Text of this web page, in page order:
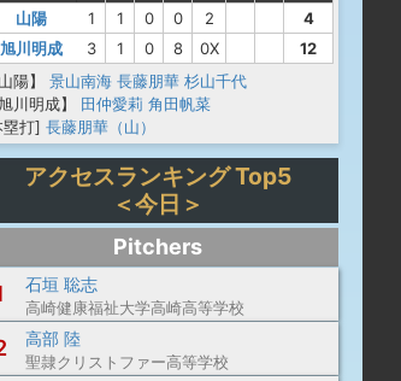
ーク WHIP
山陽
1 1 0 0 2
4
旭川明成
3 1 0 8 0X
12
陽】
景山南海 長藤朋華 杉山千代
旭川明成】
田仲愛莉 角田帆菜
塁打] 長藤朋華（山）
アクセスランキング Top5
＜今日＞
Pitchers
石垣 聡志
高崎健康福祉大学高崎高等学校
高部 陸
聖隷クリストファー高等学校